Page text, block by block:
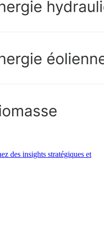
des insights stratégiques et